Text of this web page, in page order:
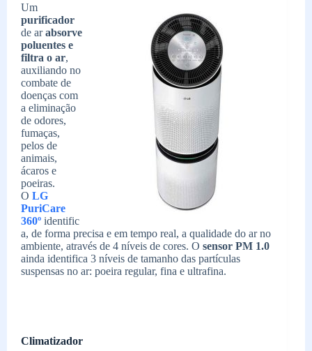
Um
purificador
de arabsorve
poluentes e
filtra o ar,
auxiliando no
combate de
doenças com
a eliminação
de odores,
fumaças,
pelos de
animais,
ácaros e
poeiras.
O LG
PuriCare
360º identific
a, de forma precisa e em tempo real, a qualidade do ar no
ambiente, através de 4 níveis de cores. O sensor PM 1.0
ainda identifica 3 níveis de tamanho das partículas
suspensas no ar: poeira regular, fina e ultrafina.
Climatizador